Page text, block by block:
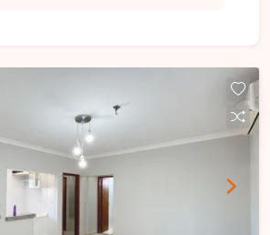
social e suíte com box e
serviço, 3 sacadas e 1 vaga de
oferece excelente
ambientes, boa ventilação e
proporcionando mais conforto
apartamento moderno e bem
tanto para morar quanto para